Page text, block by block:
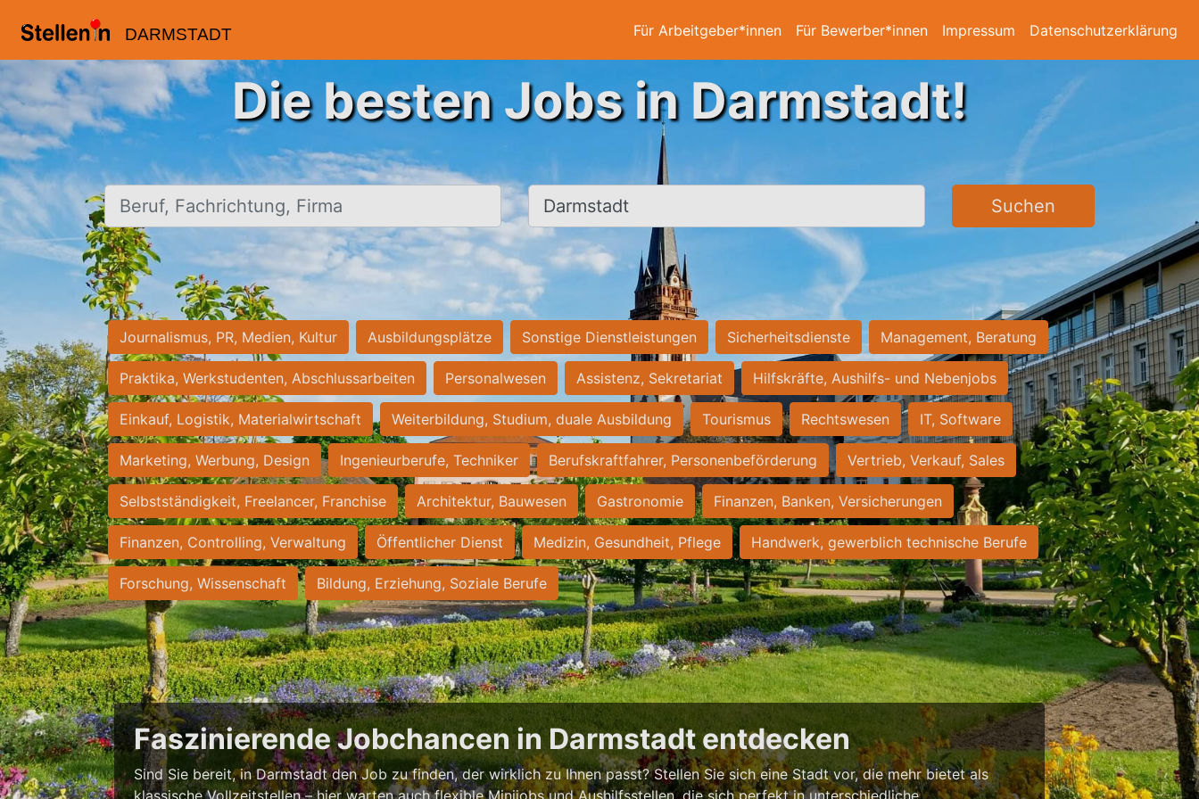
DARMSTADT Für Arbeitgeber*innen Für Bewerber*innen Impressum Datenschutzerklärung
Die besten Jobs in Darmstadt!
Beruf, Fachrichtung, Firma Ort, Stadt Suchen
Journalismus, PR, Medien, Kultur Ausbildungsplätze Sonstige Dienstleistungen Sicherheitsdienste Management, Beratung
Praktika, Werkstudenten, Abschlussarbeiten Personalwesen Assistenz, Sekretariat Hilfskräfte, Aushilfs- und Nebenjobs
Einkauf, Logistik, Materialwirtschaft Weiterbildung, Studium, duale Ausbildung Tourismus Rechtswesen IT, Software
Marketing, Werbung, Design Ingenieurberufe, Techniker Berufskraftfahrer, Personenbeförderung Vertrieb, Verkauf, Sales
Selbstständigkeit, Freelancer, Franchise Architektur, Bauwesen Gastronomie Finanzen, Banken, Versicherungen
Finanzen, Controlling, Verwaltung Öffentlicher Dienst Medizin, Gesundheit, Pflege Handwerk, gewerblich technische Berufe
Forschung, Wissenschaft Bildung, Erziehung, Soziale Berufe
Faszinierende Jobchancen in Darmstadt entdecken
Sind Sie bereit, in Darmstadt den Job zu finden, der wirklich zu Ihnen passt? Stellen Sie sich eine Stadt vor, die mehr bietet als